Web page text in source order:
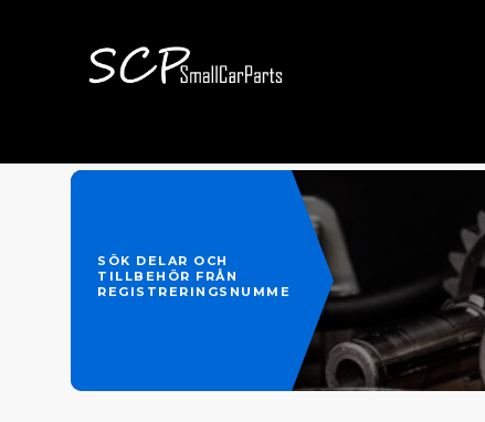
SÖK DELAR OCH
TILLBEHÖR FRÅN
REGISTRERINGSNUMMER